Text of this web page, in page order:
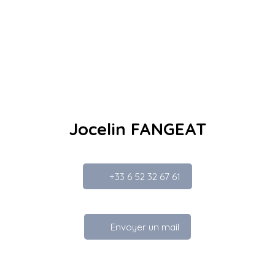
Jocelin FANGEAT
+33 6 52 32 67 61
Envoyer un mail